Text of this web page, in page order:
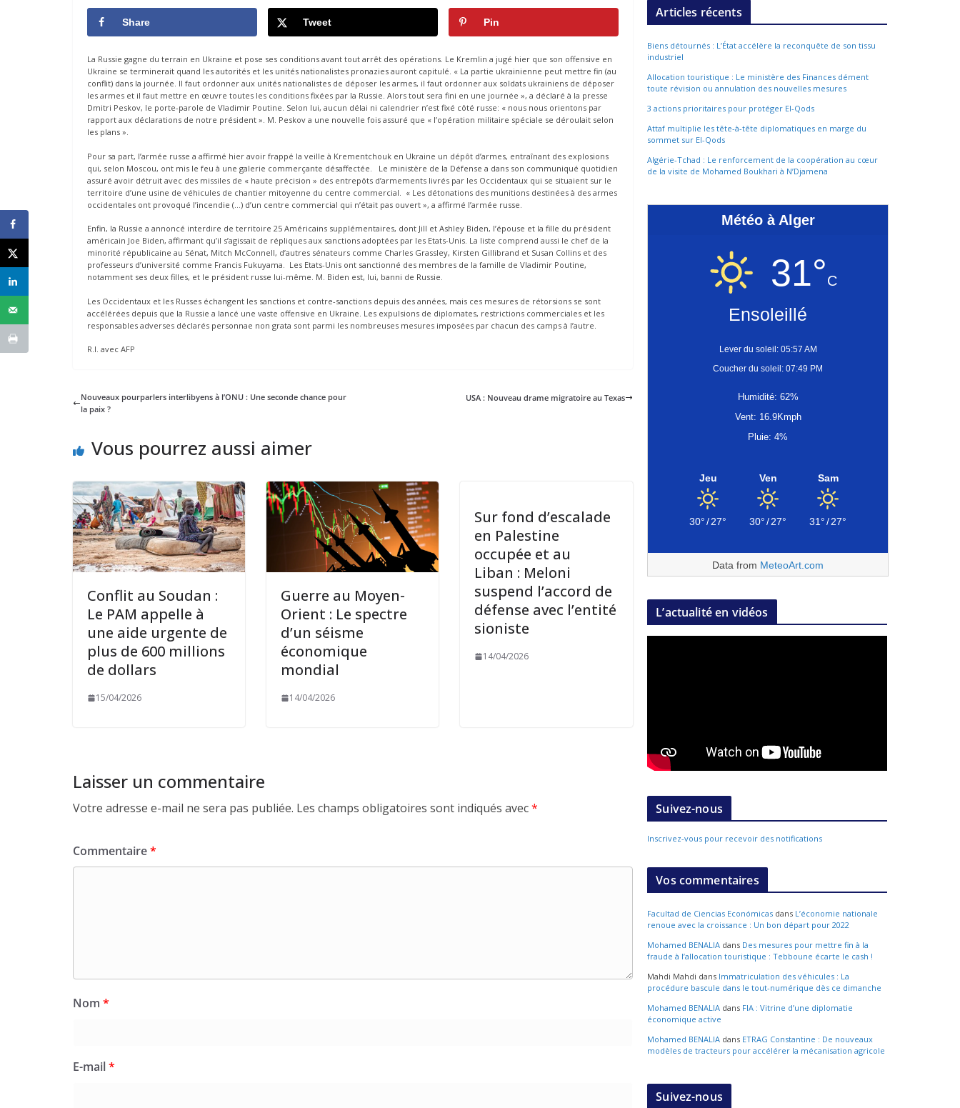
Share Tweet Pin
La Russie gagne du terrain en Ukraine et pose ses conditions avant tout arrêt des opérations. Le Kremlin a jugé hier que son offensive en
Ukraine se terminerait quand les autorités et les unités nationalistes pronazies auront capitulé. « La partie ukrainienne peut mettre fin (au
conflit) dans la journée. Il faut ordonner aux unités nationalistes de déposer les armes, il faut ordonner aux soldats ukrainiens de déposer
les armes et il faut mettre en œuvre toutes les conditions fixées par la Russie. Alors tout sera fini en une journée », a déclaré à la presse
Dmitri Peskov, le porte-parole de Vladimir Poutine. Selon lui, aucun délai ni calendrier n’est fixé côté russe: « nous nous orientons par
rapport aux déclarations de notre président ». M. Peskov a une nouvelle fois assuré que « l’opération militaire spéciale se déroulait selon
les plans ».
Pour sa part, l’armée russe a affirmé hier avoir frappé la veille à Krementchouk en Ukraine un dépôt d’armes, entraînant des explosions
qui, selon Moscou, ont mis le feu à une galerie commerçante désaffectée. Le ministère de la Défense a dans son communiqué quotidien
assuré avoir détruit avec des missiles de « haute précision » des entrepôts d’armements livrés par les Occidentaux qui se situaient sur le
territoire d’une usine de véhicules de chantier mitoyenne du centre commercial. « Les détonations des munitions destinées à des armes
occidentales ont provoqué l’incendie (…) d’un centre commercial qui n’était pas ouvert », a affirmé l’armée russe.
Enfin, la Russie a annoncé interdire de territoire 25 Américains supplémentaires, dont Jill et Ashley Biden, l’épouse et la fille du président
américain Joe Biden, affirmant qu’il s’agissait de répliques aux sanctions adoptées par les Etats-Unis. La liste comprend aussi le chef de la
minorité républicaine au Sénat, Mitch McConnell, d’autres sénateurs comme Charles Grassley, Kirsten Gillibrand et Susan Collins et des
professeurs d’université comme Francis Fukuyama. Les Etats-Unis ont sanctionné des membres de la famille de Vladimir Poutine,
notamment ses deux filles, et le président russe lui-même. M. Biden est, lui, banni de Russie.
Les Occidentaux et les Russes échangent les sanctions et contre-sanctions depuis des années, mais ces mesures de rétorsions se sont
accélérées depuis que la Russie a lancé une vaste offensive en Ukraine. Les expulsions de diplomates, restrictions commerciales et les
responsables adverses déclarés personnae non grata sont parmi les nombreuses mesures imposées par chacun des camps à l’autre.
R.I. avec AFP
Nouveaux pourparlers interlibyens à l’ONU : Une seconde chance pour
la paix ?
USA : Nouveau drame migratoire au Texas
Vous pourrez aussi aimer
Conflit au Soudan :
Le PAM appelle à
une aide urgente de
plus de 600 millions
de dollars
15/04/2026
Guerre au Moyen-
Orient : Le spectre
d’un séisme
économique
mondial
14/04/2026
Sur fond d’escalade
en Palestine
occupée et au
Liban : Meloni
suspend l’accord de
défense avec l’entité
sioniste
14/04/2026
Laisser un commentaire
Votre adresse e-mail ne sera pas publiée. Les champs obligatoires sont indiqués avec*
Commentaire*
Nom *
E-mail*
Articles récents
Biens détournés : L’État accélère la reconquête de son tissu
industriel
Allocation touristique : Le ministère des Finances dément
toute révision ou annulation des nouvelles mesures
3 actions prioritaires pour protéger El-Qods
Attaf multiplie les tête-à-tête diplomatiques en marge du
sommet sur El-Qods
Algérie-Tchad : Le renforcement de la coopération au cœur
de la visite de Mohamed Boukhari à N’Djamena
Météo à Alger
31°C
Ensoleillé
Lever du soleil: 05:57 AM
Coucher du soleil: 07:49 PM
Humidité: 62%
Vent: 16.9Kmph
Pluie: 4%
Jeu
30°/27°
Ven
30°/27°
Sam
31°/27°
Data from MeteoArt.com
L’actualité en vidéos
Suivez-nous
Inscrivez-vous pour recevoir des notifications
Vos commentaires
Facultad de Ciencias Económicas dans L’économie nationale
renoue avec la croissance : Un bon départ pour 2022
Mohamed BENALIA dans Des mesures pour mettre fin à la
fraude à l’allocation touristique : Tebboune écarte le cash !
Mahdi Mahdi dans Immatriculation des véhicules : La
procédure bascule dans le tout-numérique dès ce dimanche
Mohamed BENALIA dans FIA : Vitrine d’une diplomatie
économique active
Mohamed BENALIA dans ETRAG Constantine : De nouveaux
modèles de tracteurs pour accélérer la mécanisation agricole
Suivez-nous